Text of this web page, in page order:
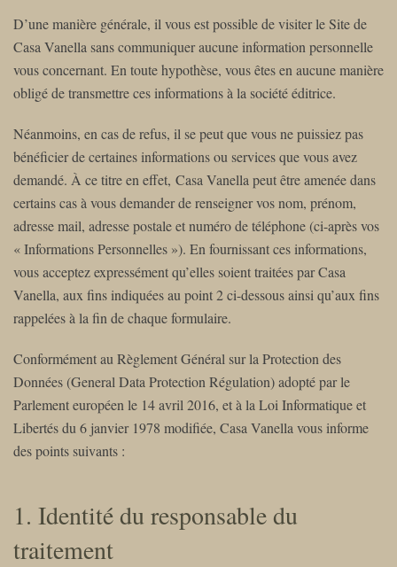
D’une manière générale, il vous est possible de visiter le Site de
Casa Vanella sans communiquer aucune information personnelle
vous concernant. En toute hypothèse, vous êtes en aucune manière
obligé de transmettre ces informations à la société éditrice.
Néanmoins, en cas de refus, il se peut que vous ne puissiez pas
bénéficier de certaines informations ou services que vous avez
demandé. À ce titre en effet, Casa Vanella peut être amenée dans
certains cas à vous demander de renseigner vos nom, prénom,
adresse mail, adresse postale et numéro de téléphone (ci-après vos
« Informations Personnelles »). En fournissant ces informations,
vous acceptez expressément qu’elles soient traitées par Casa
Vanella, aux fins indiquées au point 2 ci-dessous ainsi qu’aux fins
rappelées à la fin de chaque formulaire.
Conformément au Règlement Général sur la Protection des
Données (General Data Protection Régulation) adopté par le
Parlement européen le 14 avril 2016, et à la Loi Informatique et
Libertés du 6 janvier 1978 modifiée, Casa Vanella vous informe
des points suivants :
1. Identité du responsable du
traitement